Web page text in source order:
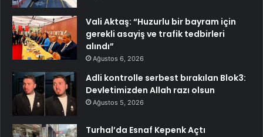
Vali Aktaş: “Huzurlu bir bayram için
gerekli asayiş ve trafik tedbirleri
alındı”
Ağustos 6, 2026
Adli kontrolle serbest bırakılan Blok3:
Devletimizden Allah razı olsun
Ağustos 5, 2026
Turhal’da Esnaf Kepenk Açtı